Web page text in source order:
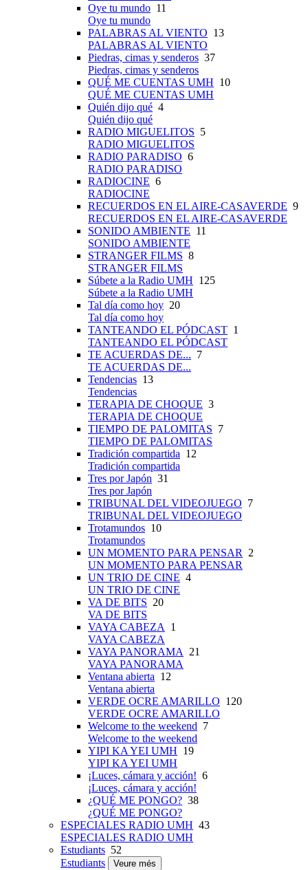
Oye tu mundo 11
Oye tu mundo
PALABRAS AL VIENTO 13
PALABRAS AL VIENTO
Piedras, cimas y senderos 37
Piedras, cimas y senderos
QUÉ ME CUENTAS UMH 10
QUÉ ME CUENTAS UMH
Quién dijo qué 4
Quién dijo qué
RADIO MIGUELITOS 5
RADIO MIGUELITOS
RADIO PARADISO 6
RADIO PARADISO
RADIOCINE 6
RADIOCINE
RECUERDOS EN EL AIRE-CASAVERDE 9
RECUERDOS EN EL AIRE-CASAVERDE
SONIDO AMBIENTE 11
SONIDO AMBIENTE
STRANGER FILMS 8
STRANGER FILMS
Súbete a la Radio UMH 125
Súbete a la Radio UMH
Tal día como hoy 20
Tal día como hoy
TANTEANDO EL PÓDCAST 1
TANTEANDO EL PÓDCAST
TE ACUERDAS DE... 7
TE ACUERDAS DE...
Tendencias 13
Tendencias
TERAPIA DE CHOQUE 3
TERAPIA DE CHOQUE
TIEMPO DE PALOMITAS 7
TIEMPO DE PALOMITAS
Tradición compartida 12
Tradición compartida
Tres por Japón 31
Tres por Japón
TRIBUNAL DEL VIDEOJUEGO 7
TRIBUNAL DEL VIDEOJUEGO
Trotamundos 10
Trotamundos
UN MOMENTO PARA PENSAR 2
UN MOMENTO PARA PENSAR
UN TRIO DE CINE 4
UN TRIO DE CINE
VA DE BITS 20
VA DE BITS
VAYA CABEZA 1
VAYA CABEZA
VAYA PANORAMA 21
VAYA PANORAMA
Ventana abierta 12
Ventana abierta
VERDE OCRE AMARILLO 120
VERDE OCRE AMARILLO
Welcome to the weekend 7
Welcome to the weekend
YIPI KA YEI UMH 19
YIPI KA YEI UMH
¡Luces, cámara y acción! 6
¡Luces, cámara y acción!
¿QUÉ ME PONGO? 38
¿QUÉ ME PONGO?
ESPECIALES RADIO UMH 43
ESPECIALES RADIO UMH
Estudiants 52
Estudiants
Veure més